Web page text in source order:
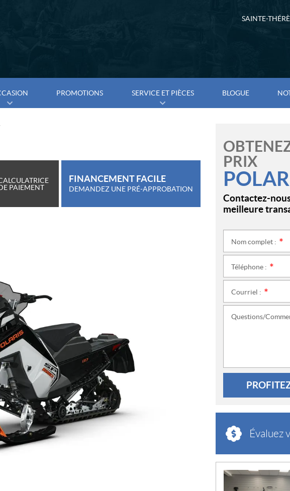
SAINTE-
PROMOTIONS SERVICE ET PIÈCES BLOGUE
PAIEMENT
FINANCEMENT FACILE
DEMANDEZ UNE PRÉ-APPROBATION
PRIX
Contactez-
meilleure
Nom complet :
Téléphone :
Courriel :
Questions/
Évaluez
N